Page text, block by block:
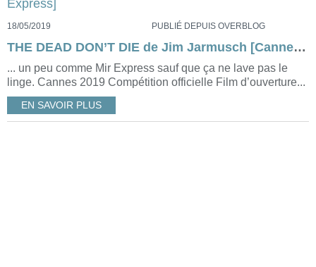
18/05/2019 PUBLIÉ DEPUIS OVERBLOG
THE DEAD DON’T DIE de Jim Jarmusch [Cannes Express]
... un peu comme Mir Express sauf que ça ne lave pas le
linge. Cannes 2019 Compétition officielle Film d’ouverture...
EN SAVOIR PLUS